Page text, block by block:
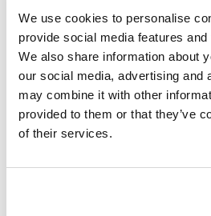
We use cookies to personalise
provide social media features
We also share information about
our social media, advertising and
may combine it with other
provided to them or that they’ve
of their services.
keine Bedingungen
geschaffen… „, „wir
haben gegen nichts
verstoßen… “ und
sogar: „wir dominieren
nicht… “ Aber Fakten
sind hartnäckige Dinge
Situation ein paar